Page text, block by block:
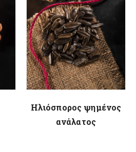
Ηλιόσπορος ψημένος
ανάλατος